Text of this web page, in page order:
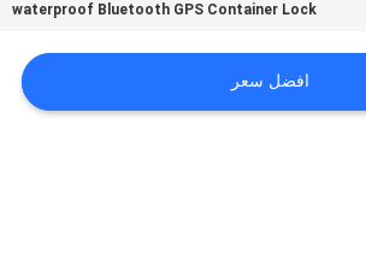
waterproof Bluetooth GPS Container Lock
افضل سعر